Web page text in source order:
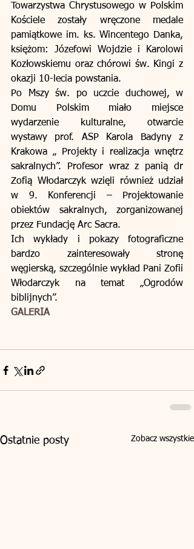
Towarzystwa Chrystusowego w Polskim
Kościele zostały wręczone medale
pamiątkowe im. ks. Wincentego Danka,
księżom: Józefowi Wojdzie i Karolowi
Kozłowskiemu oraz chórowi św. Kingi z
okazji 10-lecia powstania.
Po Mszy św. po uczcie duchowej, w
Domu Polskim miało miejsce
wydarzenie kulturalne, otwarcie
wystawy prof. ASP Karola Badyny z
Krakowa „ Projekty i realizacja wnętrz
sakralnych”. Profesor wraz z panią dr
Zofią Włodarczyk wzięli również udział
w 9. Konferencji – Projektowanie
obiektów sakralnych, zorganizowanej
przez Fundację Arc Sacra.
Ich wykłady i pokazy fotograficzne
bardzo zainteresowały stronę
węgierską, szczególnie wykład Pani Zofii
Włodarczyk na temat „Ogrodów
biblijnych”.
GALERIA
Ostatnie posty Zobacz wszystkie